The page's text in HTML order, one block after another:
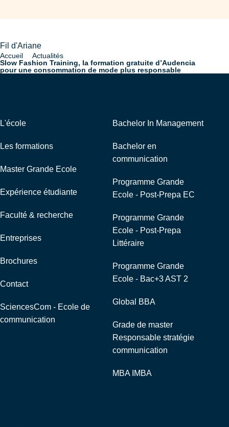
Fil d'Ariane
Accueil
Actualités
Slow Fashion Training, la formation gratuite d’Audencia
pour une consommation de mode plus responsable
L'école
Les formations
Master Grande Ecole
Expérience étudiante
Faculté & recherche
Entreprises
Brochures
Contact
SciencesCom - Ecole de
communication
Bachelor In Management
Bachelor en
communication
Programme Grande
Ecole - Post-Prepa EC
Programme Grande
Ecole - Post-Prepa
Littéraire
Programme Grande
Ecole - Bac+3 AST 2
Global BBA
Grade de master
Responsable stratégie
communication
MBA IMBA